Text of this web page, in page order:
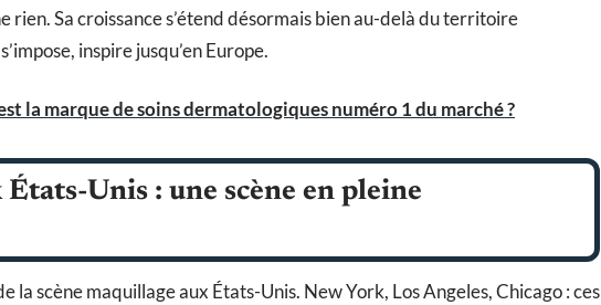
rien. Sa croissance s’étend désormais bien au-delà du territoire
inspire jusqu’en Europe.
la marque de soins dermatologiques numéro 1 du marché ?
Unis : une scène en pleine
la scène maquillage aux États-Unis. New York, Los Angeles, Chicago : ces